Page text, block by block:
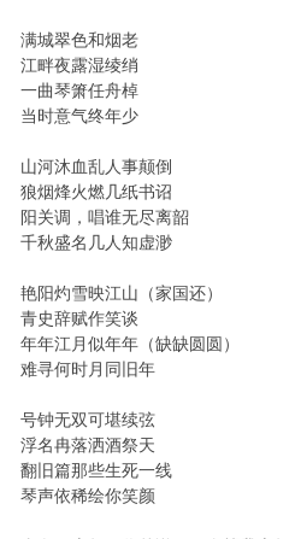
满城翠色和烟老
江畔夜露湿绫绡
一曲琴箫任舟棹
当时意气终年少
山河沐血乱人事颠倒
狼烟烽火燃几纸书诏
阳关调，唱谁无尽离韶
千秋盛名几人知虚渺
艳阳灼雪映江山（家国还）
青史辞赋作笑谈
年年江月似年年（缺缺圆圆）
难寻何时月同旧年
号钟无双可堪续弦
浮名冉落洒酒祭天
翻旧篇那些生死一线
琴声依稀绘你笑颜